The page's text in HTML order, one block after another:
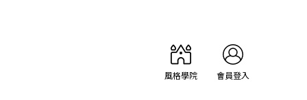
風格學院 會員登入